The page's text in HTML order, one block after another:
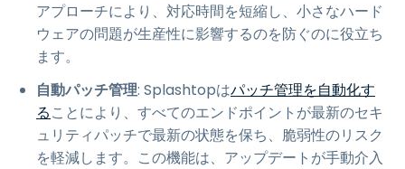
アプローチにより、対応時間を短縮し、小さなハード
ウェアの問題が生産性に影響するのを防ぐのに役立ち
ます。
自動パッチ管理: Splashtopはパッチ管理を自動化す
ることにより、すべてのエンドポイントが最新のセキ
ュリティパッチで最新の状態を保ち、脆弱性のリスク
を軽減します。この機能は、アップデートが手動介入